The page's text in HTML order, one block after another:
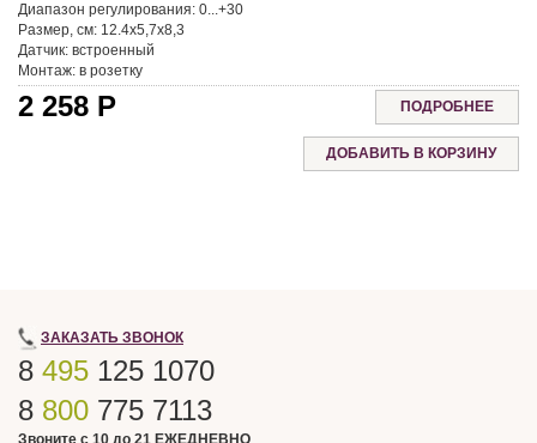
Диапазон регулирования: 0...+30
Размер, см: 12.4x5,7x8,3
Датчик: встроенный
Монтаж: в розетку
2 258 Р ПОДРОБНЕЕ
ЗАКАЗАТЬ ЗВОНОК
8 495 125 1070
8 800 775 7113